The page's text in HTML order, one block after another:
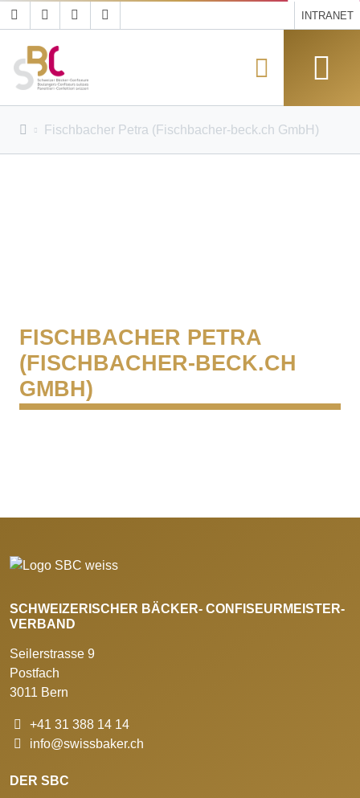
INTRANET
Fischbacher Petra (Fischbacher-beck.ch GmbH)
FISCHBACHER PETRA
(FISCHBACHER-BECK.CH
GMBH)
SCHWEIZERISCHER BÄCKER- CONFISEURMEISTER-
VERBAND
Seilerstrasse 9
Postfach
3011 Bern
+41 31 388 14 14
info@swissbaker.ch
DER SBC